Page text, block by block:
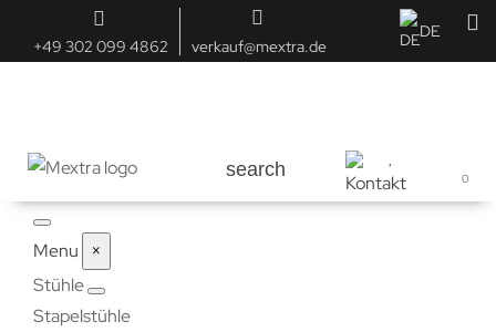
+49 302 099 4862 verkauf@mextra.de
DE
search 0
Menu
×
Stühle
Stapelstühle